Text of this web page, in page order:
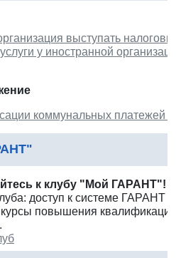
выступать
у иностранной
коммунальных платежей
к клубу "Мой ГАРАНТ"!
доступ к системе ГАРАНТ
повышения